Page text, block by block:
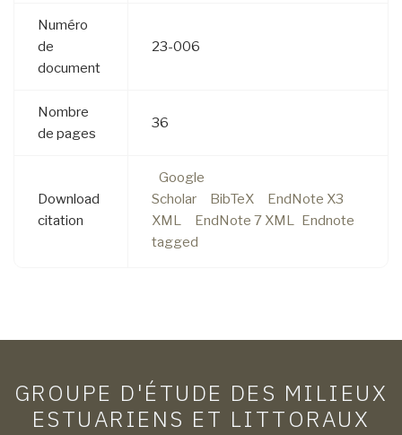
Numéro
de
document
23-006
Nombre
de pages
36
Download
citation
Google
Scholar
BibTeX
EndNote X3
XML
EndNote 7 XML Endnote
tagged
GROUPE D'ÉTUDE DES MILIEUX
ESTUARIENS ET LITTORAUX